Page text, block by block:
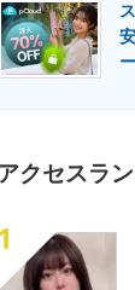
クセスラ